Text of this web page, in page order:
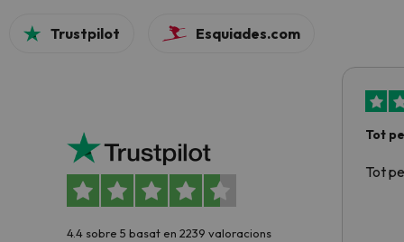
Trustpilot Esquiades.com
4.4 sobre 5 basat en 2239 valoracions
Tot
Tot